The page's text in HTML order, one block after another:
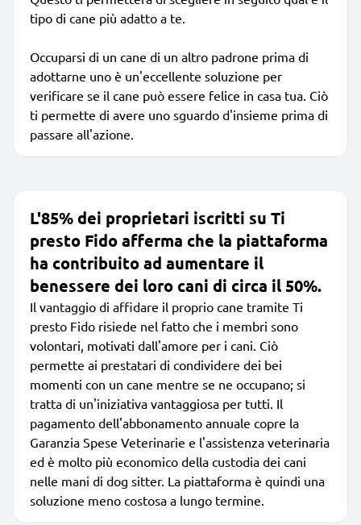
tipo di cane più adatto a te.
Occuparsi di un cane di un altro padrone prima di
adottarne uno è un'eccellente soluzione per
verificare se il cane può essere felice in casa tua. Ciò
ti permette di avere uno sguardo d'insieme prima di
passare all'azione.
L'85% dei proprietari iscritti su Ti
presto Fido afferma che la piattaforma
ha contribuito ad aumentare il
benessere dei loro cani di circa il 50%.
Il vantaggio di affidare il proprio cane tramite Ti
presto Fido risiede nel fatto che i membri sono
volontari, motivati dall'amore per i cani. Ciò
permette ai prestatari di condividere dei bei
momenti con un cane mentre se ne occupano; si
tratta di un'iniziativa vantaggiosa per tutti. Il
pagamento dell'abbonamento annuale copre la
Garanzia Spese Veterinarie e l'assistenza veterinaria
ed è molto più economico della custodia dei cani
nelle mani di dog sitter. La piattaforma è quindi una
soluzione meno costosa a lungo termine.